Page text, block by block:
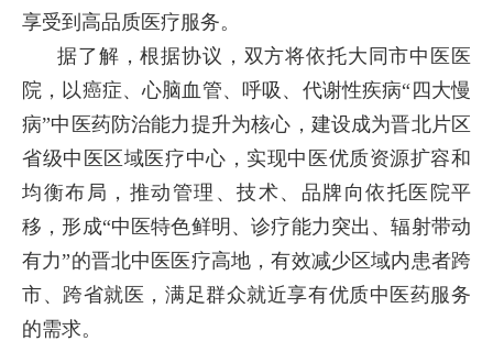
享受到高品质医疗服务。
据了解，根据协议，双方将依托大同市中医医
院，以癌症、心脑血管、呼吸、代谢性疾病“四大慢
病”中医药防治能力提升为核心，建设成为晋北片区
省级中医区域医疗中心，实现中医优质资源扩容和
均衡布局，推动管理、技术、品牌向依托医院平
移，形成“中医特色鲜明、诊疗能力突出、辐射带动
有力”的晋北中医医疗高地，有效减少区域内患者跨
市、跨省就医，满足群众就近享有优质中医药服务
的需求。